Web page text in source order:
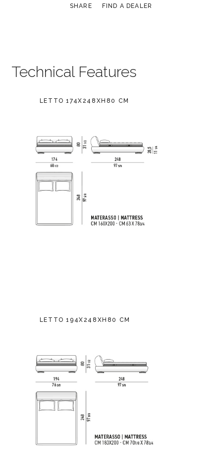
SHARE FIND A DEALER
Technical Features
LETTO 174X248XH80 CM
LETTO 194X248XH80 CM